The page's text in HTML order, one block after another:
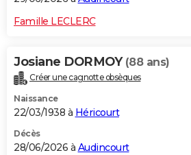
Famille LECLERC
Josiane DORMOY (88 ans)
Créer une cagnotte obsèques
Naissance
22/03/1938 à Héricourt
Décès
28/06/2026 à Audincourt